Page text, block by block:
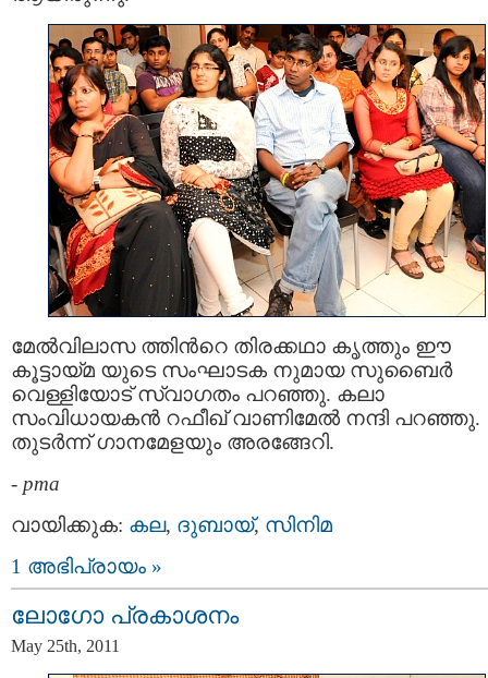
മേല്‍വിലാസ ത്തിന്‍റെ തിരക്കഥാ കൃത്തും ഈ
കൂട്ടായ്മ യുടെ സംഘാടക നുമായ സുബൈര്‍
വെള്ളിയോട് സ്വാഗതം പറഞ്ഞു. കലാ
സംവിധായകന്‍ റഫീഖ്‌ വാണിമേല്‍ നന്ദി പറഞ്ഞു.
തുടര്‍ന്ന് ഗാനമേളയും അരങ്ങേറി.
- pma
വായിക്കുക: കല, ദുബായ്‌, സിനിമ
1 അഭിപ്രായം »
ലോഗോ പ്രകാശനം
May 25th, 2011